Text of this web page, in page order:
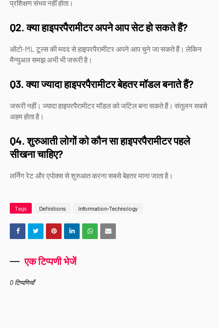
प्रशिक्षण संभव नहीं होता।
Q2. क्या हाइपरपैरामीटर अपने आप सेट हो सकते हैं?
ऑटो-ML टूल्स की मदद से हाइपरपैरामीटर अपने आप चुने जा सकते हैं। लेकिन
मैन्युअल समझ अभी भी जरूरी है।
Q3. क्या ज्यादा हाइपरपैरामीटर बेहतर मॉडल बनाते हैं?
जरूरी नहीं। ज्यादा हाइपरपैरामीटर मॉडल को जटिल बना सकते हैं। संतुलन सबसे
अहम होता है।
Q4. शुरुआती लोगों को कौन सा हाइपरपैरामीटर पहले
सीखना चाहिए?
लर्निंग रेट और एपोक्स से शुरुआत करना सबसे बेहतर माना जाता है।
Tags Definitions Information-Technology
एक टिप्पणी भेजें
0 टिप्पणियाँ